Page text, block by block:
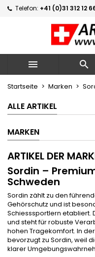
Telefon: +41 (0)31 312 12
 
Startseite Marken
ALLE ARTIKEL
MARKEN
ARTIKEL DER
Sordin –
Schweden
Sordin zählt zu den
Gehörschutz und ist
Schiesssportlern etabliert.
und steht für robuste
hohen Tragekomfort. In
bevorzugt zu Sordin, weil
klarer
Neue Liste
((confirmMessage))
Name der Wunschliste
Sie müssen
Wunschliste